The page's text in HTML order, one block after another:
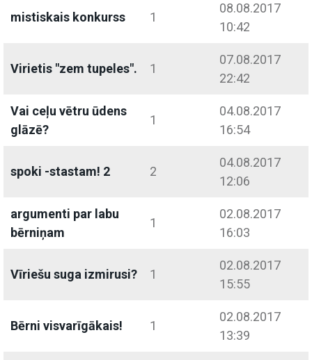
mistiskais konkurss 1
08.08.2017
10:42
Virietis "zem tupeles". 1
07.08.2017
22:42
Vai ceļu vētru ūdens
glāzē?
1
04.08.2017
16:54
spoki -stastam! 2 2
04.08.2017
12:06
argumenti par labu
bērniņam
1
02.08.2017
16:03
Vīriešu suga izmirusi? 1
02.08.2017
15:55
Bērni visvarīgākais! 1
02.08.2017
13:39